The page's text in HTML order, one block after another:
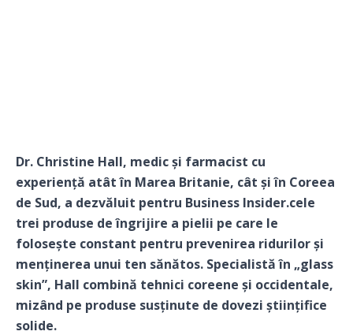
Dr. Christine Hall, medic și farmacist cu
experiență atât în Marea Britanie, cât și în Coreea
de Sud, a dezvăluit pentru Business Insider.cele
trei produse de îngrijire a pielii pe care le
folosește constant pentru prevenirea ridurilor și
menținerea unui ten sănătos. Specialistă în „glass
skin”, Hall combină tehnici coreene și occidentale,
mizând pe produse susținute de dovezi științifice
solide.